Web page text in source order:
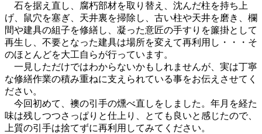
石を据え直し、腐朽部材を取り替え、沈んだ柱を持ち上
げ、鼠穴を塞ぎ、天井裏を掃除し、古い柱や天井を磨き、欄
間や建具の組子を修繕し、凝った意匠の手すりを簾掛として
再生し、不要となった建具は場所を変えて再利用し・・・そ
のほとんどを大工自らが行っています。
一見しただけではわからないかもしれませんが、実は丁寧
な修繕作業の積み重ねに支えられている事をお伝えさせてく
ださい。
今回初めて、襖の引手の燻べ直しをしました。年月を経た
味は残しつつさっぱりと仕上り、とても良いと感じたので、
上質の引手は捨てずに再利用してみてください。